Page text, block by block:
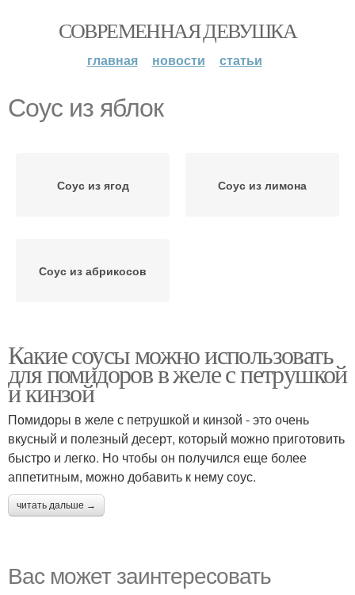
СОВРЕМЕННАЯ ДЕВУШКА
главная новости статьи
Соус из яблок
Соус из ягод Соус из лимона
Соус из абрикосов
Какие соусы можно использовать
для помидоров в желе с петрушкой
и кинзой
Помидоры в желе с петрушкой и кинзой - это очень
вкусный и полезный десерт, который можно приготовить
быстро и легко. Но чтобы он получился еще более
аппетитным, можно добавить к нему соус.
читать дальше →
Вас может заинтересовать